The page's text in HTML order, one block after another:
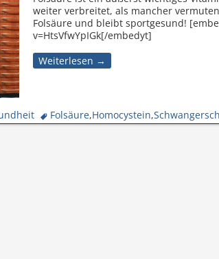
weiter verbreitet, als mancher
Folsäure und bleibt sportgesund!
v=HtsVfwYpIGk[/embedyt]
Weiterlesen →
Folsäure,Homocystein,